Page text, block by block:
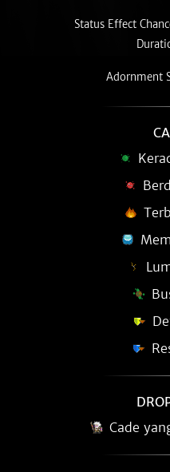
Status Effect
Adornment
Cade